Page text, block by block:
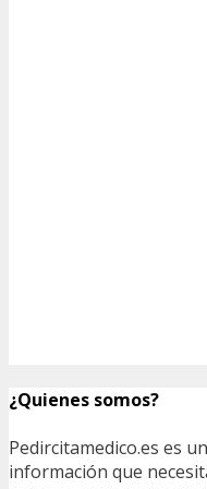
¿Quienes somos?
Pedircitamedico.es es
información que